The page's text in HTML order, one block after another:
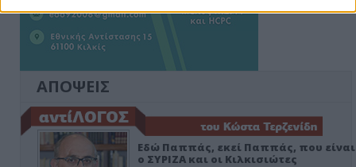
ΑΠΟΨΕΙΣ
Εδώ Παππάς, εκεί Παππάς, που είναι
ο ΣΥΡΙΖΑ και οι Κιλκισιώτες